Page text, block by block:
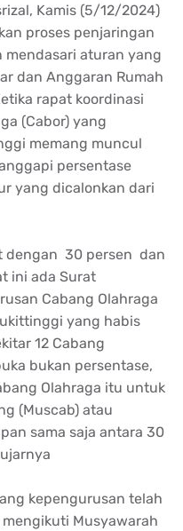
Kamis (5/12/2024)
proses penjaringan
mendasari aturan yang
dan Anggaran Rumah
rapat koordinasi
(Cabor) yang
memang muncul
persentase
yang dicalonkan dari
dengan 30 persen dan
ini ada Surat
Cabang Olahraga
yang habis
12 Cabang
bukan persentase,
Olahraga itu untuk
(Muscab) atau
sama saja antara 30
kepengurusan telah
Musyawarah